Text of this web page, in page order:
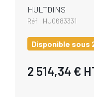
HULTDINS
Réf : HU0683331
Disponible sous
2 514,34 €